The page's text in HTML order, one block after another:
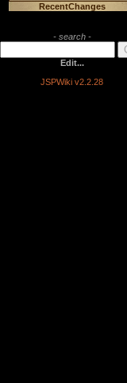
RecentChanges
- search -
Edit...
JSPWiki v2.2.28